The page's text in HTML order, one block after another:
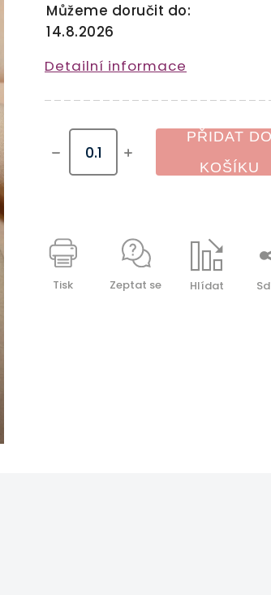
Můžeme doručit do:
14.8.2026
PŘIDAT DO
KOŠÍKU
Detailní informace
Tisk Zeptat se Hlídat